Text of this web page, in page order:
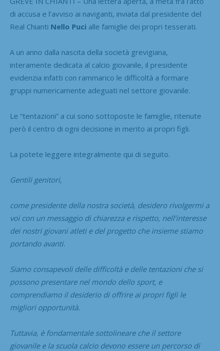
di accusa e l’avviso ai naviganti, inviata dal presidente del
Real Chianti Nello Puci alle famiglie dei propri tesserati.
A un anno dalla nascita della società grevigiana,
interamente dedicata al calcio giovanile, il presidente
evidenzia infatti con rammarico le difficoltà a formare
gruppi numericamente adeguati nel settore giovanile.
Le “tentazioni” a cui sono sottoposte le famiglie, ritenute
però il centro di ogni decisione in merito ai propri figli.
La potete leggere integralmente qui di seguito.
Gentili genitori,
come presidente della nostra società, desidero rivolgermi a
voi con un messaggio di chiarezza e rispetto, nell’interesse
dei nostri giovani atleti e del progetto che insieme stiamo
portando avanti.
Siamo consapevoli delle difficoltà e delle tentazioni che si
possono presentare nel mondo dello sport, e
comprendiamo il desiderio di offrire ai propri figli le
migliori opportunità.
Tuttavia, è fondamentale sottolineare che il settore
giovanile e la scuola calcio devono essere un percorso di